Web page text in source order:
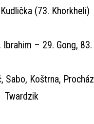
(73. Khorkheli)
– 29. Gong,
Sabo, Koštrna,
Twardzik